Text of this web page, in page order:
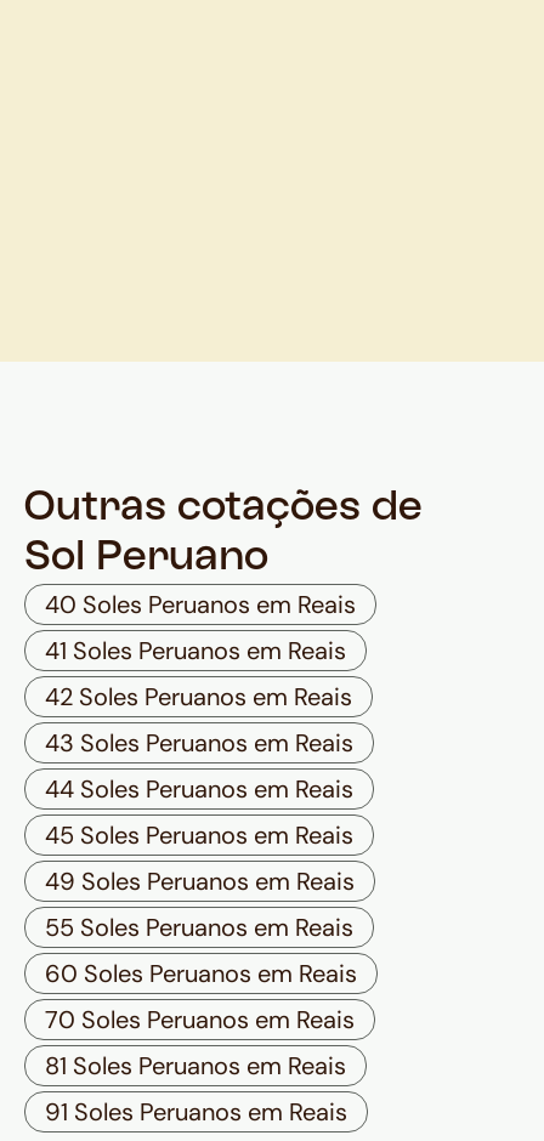
Outras cotações de
Sol Peruano
40 Soles Peruanos em Reais
41 Soles Peruanos em Reais
42 Soles Peruanos em Reais
43 Soles Peruanos em Reais
44 Soles Peruanos em Reais
45 Soles Peruanos em Reais
49 Soles Peruanos em Reais
55 Soles Peruanos em Reais
60 Soles Peruanos em Reais
70 Soles Peruanos em Reais
81 Soles Peruanos em Reais
91 Soles Peruanos em Reais